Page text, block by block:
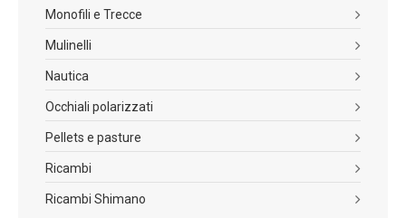
Monofili e Trecce
Mulinelli
Nautica
Occhiali polarizzati
Pellets e pasture
Ricambi
Ricambi Shimano